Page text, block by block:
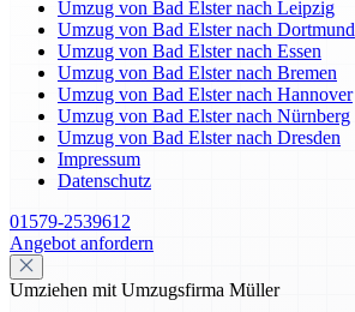
Umzug von Bad Elster nach Leipzig
Umzug von Bad Elster nach Dortmund
Umzug von Bad Elster nach Essen
Umzug von Bad Elster nach Bremen
Umzug von Bad Elster nach Hannover
Umzug von Bad Elster nach Nürnberg
Umzug von Bad Elster nach Dresden
Impressum
Datenschutz
01579-2539612
Angebot anfordern
Umziehen mit Umzugsfirma Müller